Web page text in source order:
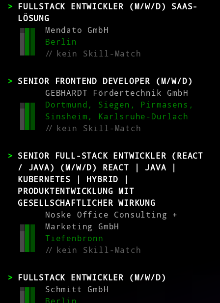
FULLSTACK ENTWICKLER (M/W/D) SAAS-
LÖSUNG
Mendato GmbH
Berlin
//kein Skill-Match
SENIOR FRONTEND DEVELOPER (M/W/D)
GEBHARDT Fördertechnik GmbH
Dortmund, Siegen, Pirmasens,
Sinsheim, Karlsruhe-Durlach
//kein Skill-Match
SENIOR FULL-STACK ENTWICKLER (REACT
/ JAVA) (M/W/D) REACT | JAVA |
KUBERNETES | HYBRID |
PRODUKTENTWICKLUNG MIT
GESELLSCHAFTLICHER WIRKUNG
Noske Office Consulting +
Marketing GmbH
Tiefenbronn
//kein Skill-Match
FULLSTACK ENTWICKLER (M/W/D)
Schmitt GmbH
Berlin